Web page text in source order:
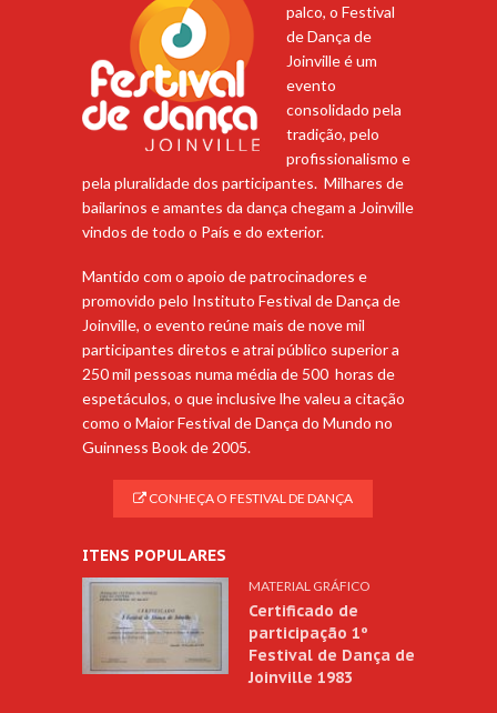
palco, o Festival
de Dança de
Joinville é um
evento
consolidado pela
tradição, pelo
profissionalismo e
pela pluralidade dos participantes. Milhares de
bailarinos e amantes da dança chegam a Joinville
vindos de todo o País e do exterior.
Mantido com o apoio de patrocinadores e
promovido pelo Instituto Festival de Dança de
Joinville, o evento reúne mais de nove mil
participantes diretos e atrai público superior a
250 mil pessoas numa média de 500 horas de
espetáculos, o que inclusive lhe valeu a citação
como o Maior Festival de Dança do Mundo no
Guinness Book de 2005.
CONHEÇA O FESTIVAL DE DANÇA
ITENS POPULARES
MATERIAL GRÁFICO
Certificado de
participação 1º
Festival de Dança de
Joinville 1983